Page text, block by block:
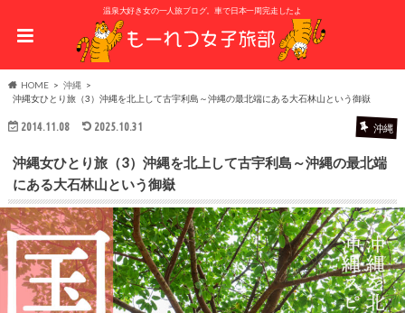
温泉大好き女の一人旅ブログ。車で日本一周完走したよ
HOME
沖縄
沖縄女ひとり旅（3）沖縄を北上して古宇利島～沖縄の最北端にある大石林山という御嶽
2014.11.08 2025.10.31 沖縄
沖縄女ひとり旅（3）沖縄を北上して古宇利島～沖縄の最北端
にある大石林山という御嶽